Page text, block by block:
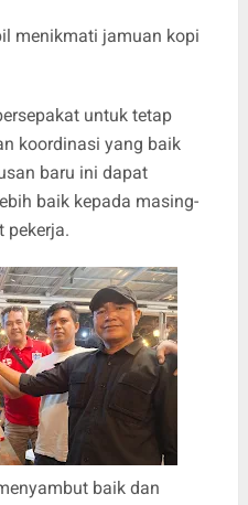
menikmati jamuan kopi
untuk tetap
koordinasi yang baik
baru ini dapat
baik kepada masing-
pekerja.
baik dan